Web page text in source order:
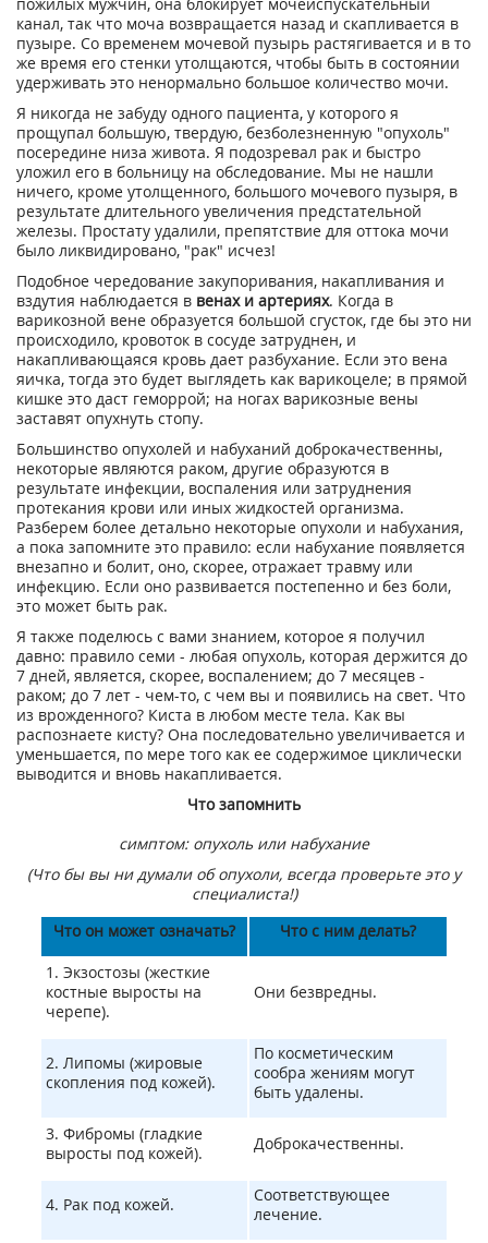
канал, так что моча возвращается назад и скапливается в
пузыре. Со временем мочевой пузырь растягивается и в то
же время его стенки утолщаются, чтобы быть в состоянии
удерживать это ненормально большое количество мочи.
Я никогда не забуду одного пациента, у которого я
прощупал большую, твердую, безболезненную "опухоль"
посередине низа живота. Я подозревал рак и быстро
уложил его в больницу на обследование. Мы не нашли
ничего, кроме утолщенного, большого мочевого пузыря, в
результате длительного увеличения предстательной
железы. Простату удалили, препятствие для оттока мочи
было ликвидировано, "рак" исчез!
Подобное чередование закупоривания, накапливания и
вздутия наблюдается в венах и артериях. Когда в
варикозной вене образуется большой сгусток, где бы это ни
происходило, кровоток в сосуде затруднен, и
накапливающаяся кровь дает разбухание. Если это вена
яичка, тогда это будет выглядеть как варикоцеле; в прямой
кишке это даст геморрой; на ногах варикозные вены
заставят опухнуть стопу.
Большинство опухолей и набуханий доброкачественны,
некоторые являются раком, другие образуются в
результате инфекции, воспаления или затруднения
протекания крови или иных жидкостей организма.
Разберем более детально некоторые опухоли и набухания,
а пока запомните это правило: если набухание появляется
внезапно и болит, оно, скорее, отражает травму или
инфекцию. Если оно развивается постепенно и без боли,
это может быть рак.
Я также поделюсь с вами знанием, которое я получил
давно: правило семи - любая опухоль, которая держится до
7 дней, является, скорее, воспалением; до 7 месяцев -
раком; до 7 лет - чем-то, с чем вы и появились на свет. Что
из врожденного? Киста в любом месте тела. Как вы
распознаете кисту? Она последовательно увеличивается и
уменьшается, по мере того как ее содержимое циклически
выводится и вновь накапливается.
Что запомнить
симптом: опухоль или набухание
(Что бы вы ни думали об опухоли, всегда проверьте это у
специалиста!)
Что он может означать?
Что с ним делать?
1. Экзостозы (жесткие
костные выросты на
черепе).
Они безвредны.
2. Липомы (жировые
скопления под кожей).
По косметическим
сообра жениям могут
быть удалены.
3. Фибромы (гладкие
выросты под кожей).
Доброкачественны.
4. Рак под кожей.
Соответствующее
лечение.